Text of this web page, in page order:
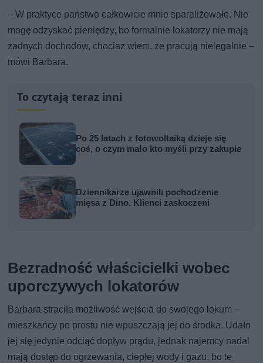
– W praktyce państwo całkowicie mnie sparaliżowało. Nie
mogę odzyskać pieniędzy, bo formalnie lokatorzy nie mają
żadnych dochodów, chociaż wiem, że pracują nielegalnie –
mówi Barbara.
To czytają teraz inni
Po 25 latach z fotowoltaiką dzieje się
coś, o czym mało kto myśli przy zakupie
Dziennikarze ujawnili pochodzenie
mięsa z Dino. Klienci zaskoczeni
Bezradność właścicielki wobec
uporczywych lokatorów
Barbara straciła możliwość wejścia do swojego lokum –
mieszkańcy po prostu nie wpuszczają jej do środka. Udało
jej się jedynie odciąć dopływ prądu, jednak najemcy nadal
mają dostęp do ogrzewania, ciepłej wody i gazu, bo te